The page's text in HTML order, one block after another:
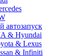
автозапуск
& Hyundai
& Lexus
& Infiniti